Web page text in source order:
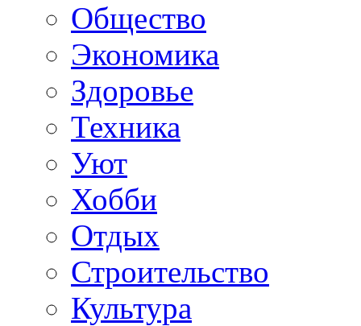
Общество
Экономика
Здоровье
Техника
Уют
Хобби
Отдых
Строительство
Культура